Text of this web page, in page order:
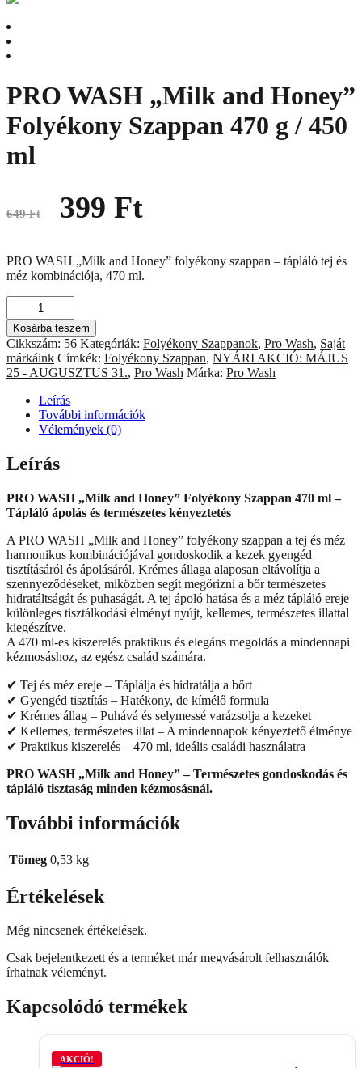
PRO WASH „Milk and Honey”
Folyékony Szappan 470 g / 450
ml
649Ft
Original
price
399 Ft
PRO WASH „Milk and Honey” folyékony szappan – tápláló tej és
méz kombinációja, 470 ml.
WASH
„Milk
and
Honey”
Folyékony
ml
Kosárba teszem
Cikkszám: 56 Kategóriák: Folyékony Szappanok, Pro Wash, Saját
márkáink Címkék: Folyékony Szappan, NYÁRI AKCIÓ: MÁJUS
25 - AUGUSZTUS 31., Pro Wash Márka: Pro Wash
Leírás
További információk
Vélemények (0)
Leírás
PRO WASH „Milk and Honey” Folyékony Szappan 470 ml –
Tápláló ápolás és természetes kényeztetés
A PRO WASH „Milk and Honey” folyékony szappan a tej és méz
harmonikus kombinációjával gondoskodik a kezek gyengéd
tisztításáról és ápolásáról. Krémes állaga alaposan eltávolítja a
szennyeződéseket, miközben segít megőrizni a bőr természetes
hidratáltságát és puhaságát. A tej ápoló hatása és a méz tápláló ereje
különleges tisztálkodási élményt nyújt, kellemes, természetes illattal
kiegészítve.
A 470 ml-es kiszerelés praktikus és elegáns megoldás a mindennapi
kézmosáshoz, az egész család számára.
✔ Tej és méz ereje – Táplálja és hidratálja a bőrt
✔ Gyengéd tisztítás – Hatékony, de kímélő formula
✔ Krémes állag – Puhává és selymessé varázsolja a kezeket
✔ Kellemes, természetes illat – A mindennapok kényeztető élménye
✔ Praktikus kiszerelés – 470 ml, ideális családi használatra
PRO WASH „Milk and Honey” – Természetes gondoskodás és
tápláló tisztaság minden kézmosásnál.
További információk
Tömeg 0,53 kg
Értékelések
Még nincsenek értékelések.
Csak bejelentkezett és a terméket már megvásárolt felhasználók
írhatnak véleményt.
Kapcsolódó termékek
AKCIÓ!